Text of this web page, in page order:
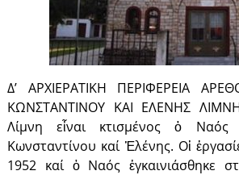
Δ’ ΑΡΧΙΕΡΑΤΙΚΗ ΠΕΡΙΦΕΡΕΙΑ
ΚΩΝΣΤΑΝΤΙΝΟΥ ΚΑΙ ΕΛΕΝΗΣ
Λίμνη εἶναι κτισμένος ὁ
Κωνσταντίνου καί Ἑλένης. Οἱ
1952 καί ὁ Ναός ἐγκαινιάσθηκε